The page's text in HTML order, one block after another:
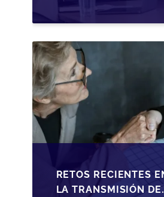
TRANSMISIÓN DE
PYMES ESPAÑOLAS
RETOS RECIENTES
LA TRANSMISIÓN DE